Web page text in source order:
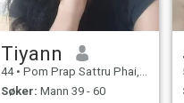
Tiyann
44 • Pom Prap Sattru Phai, Bangkok, Thailand
Søker: Mann 39 - 60